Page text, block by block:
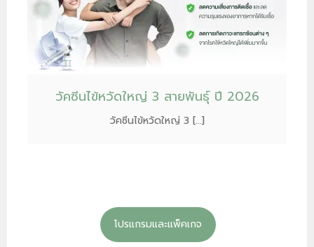
วัคซีนไข้หวัดใหญ่ 3 สายพันธุ์ ปี 2026
วัคซีนไข้หวัดใหญ่ 3 […]
โปรแกรมและแพ็คเกจ